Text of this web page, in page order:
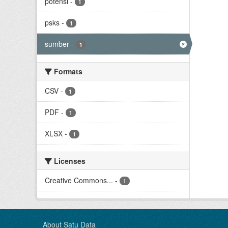
1
psks - 1
sumber - 1
Formats
CSV - 1
PDF - 1
XLSX - 1
Licenses
Creative Commons... - 1
About Satu Data